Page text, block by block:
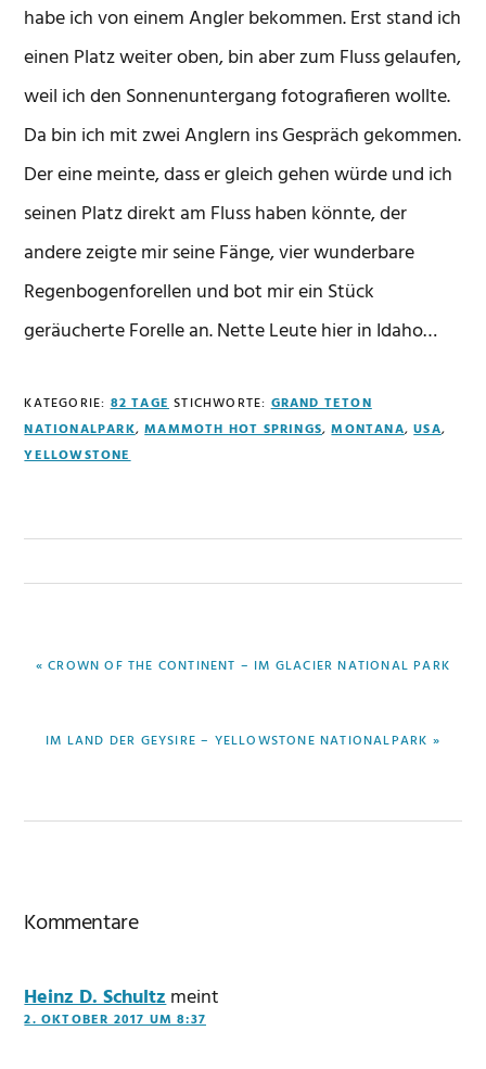
habe ich von einem Angler bekommen. Erst stand ich
einen Platz weiter oben, bin aber zum Fluss gelaufen,
weil ich den Sonnenuntergang fotografieren wollte.
Da bin ich mit zwei Anglern ins Gespräch gekommen.
Der eine meinte, dass er gleich gehen würde und ich
seinen Platz direkt am Fluss haben könnte, der
andere zeigte mir seine Fänge, vier wunderbare
Regenbogenforellen und bot mir ein Stück
geräucherte Forelle an. Nette Leute hier in Idaho…
KATEGORIE:82 TAGE STICHWORTE:GRAND TETON
NATIONALPARK,MAMMOTH HOT SPRINGS,MONTANA,USA,
YELLOWSTONE
VORHERIGER
« CROWN OF THE CONTINENT – IM GLACIER NATIONAL PARK
NÄCHSTER
IM LAND DER GEYSIRE – YELLOWSTONE NATIONALPARK »
Leser-
Kommentare
Heinz D. Schultzmeint
2. OKTOBER 2017 UM 8:37